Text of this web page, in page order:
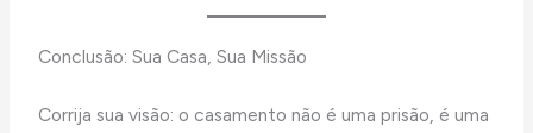
Conclusão: Sua Casa, Sua Missão
Corrija sua visão: o casamento não é uma prisão, é uma